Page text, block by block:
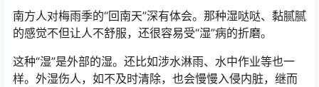
南方人对梅雨季的“回南天”深有体会。那种湿哒哒、黏腻腻
的感觉不但让人不舒服，还很容易受“湿”病的折磨。
这种“湿”是外部的湿。还比如涉水淋雨、水中作业等也一
样。外湿伤人，如不及时清除，也会慢慢入侵内脏，继而